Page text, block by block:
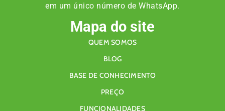
em um único número de WhatsApp.
Mapa do site
QUEM SOMOS
BLOG
BASE DE CONHECIMENTO
PREÇO
FUNCIONALIDADES